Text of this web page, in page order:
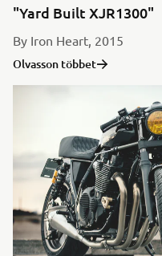
"Yard Built XJR1300"
By Iron Heart, 2015
Olvasson többet